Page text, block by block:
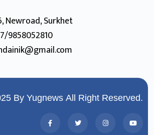
Newroad, Surkhet
9858052810
By YugnewsAll Right Reserved.